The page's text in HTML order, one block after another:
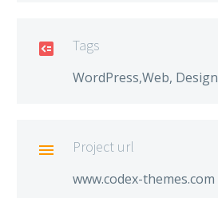
 Tags
WordPress,Web, Design
 Project url
www.codex-themes.com